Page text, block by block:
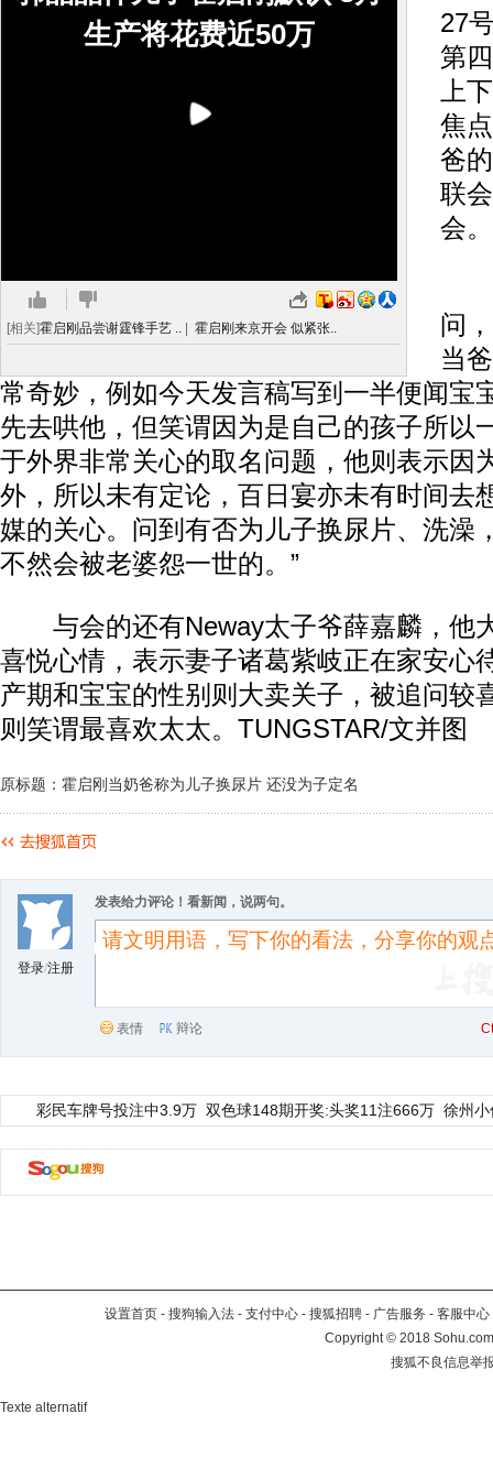
生产将花费近50万
[相关]霍启刚品尝谢霆锋手艺 .. 霍启刚来京开会 似紧张..
27
第
上
焦
爸
联
会。
问
当
常奇妙，例如今天发言稿写到一半便闻宝
先去哄他，但笑谓因为是自己的孩子所以
于外界非常关心的取名问题，他则表示因
外，所以未有定论，百日宴亦未有时间去
媒的关心。问到有否为儿子换尿片、洗澡
不然会被老婆怨一世的。”
与会的还有Neway太子爷薛嘉麟，他
喜悦心情，表示妻子诸葛紫岐正在家安心
产期和宝宝的性别则大卖关子，被追问较
则笑谓最喜欢太太。TUNGSTAR/文并图
原标题：霍启刚当奶爸称为儿子换尿片 还没为子定名
登录/注册
发表给力评论！看新闻，说两句。
表情 辩论
彩民车牌号投注中3.9万 双色球148期开奖:头奖11注666万 徐州
设置首页 - 搜狗输入法 - 支付中心 - 搜狐招聘 - 广告服务 - 客服中心
Copyright©2018
搜狐不良信息举
Texte alternatif